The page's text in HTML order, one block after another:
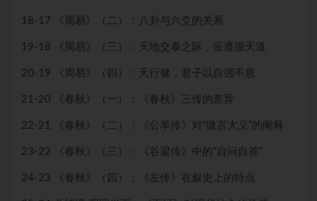
18-17 《周易》（二）：八卦与六爻的关系
19-18 《周易》（三）：天地交泰之际，应遵循天道
20-19 《周易》（四）：天行健，君子以自强不息
21-20 《春秋》（一）：《春秋》三传的差异
22-21 《春秋》（二）：《公羊传》对“微言大义”的阐释
23-22 《春秋》（三）：《谷梁传》中的“自问自答”
24-23 《春秋》（四）：《左传》在叙史上的特点